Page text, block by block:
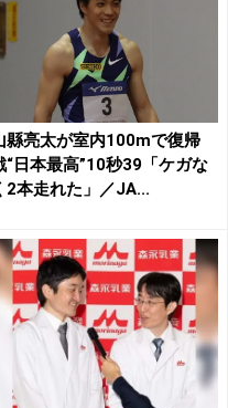
縣亮太が室内100mで復帰
“日本最高”10秒39「ケガな
2本走れた」／JA...